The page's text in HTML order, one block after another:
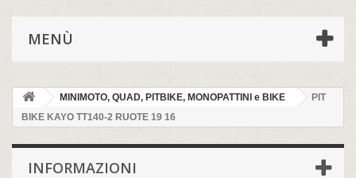
MENÙ
MINIMOTO, QUAD, PITBIKE, MONOPATTINI e BIKE
PIT
BIKE KAYO TT140-2 RUOTE 19 16
INFORMAZIONI